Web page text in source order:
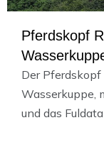
Pferdskopf
Der
Wasserkuppe,
und das